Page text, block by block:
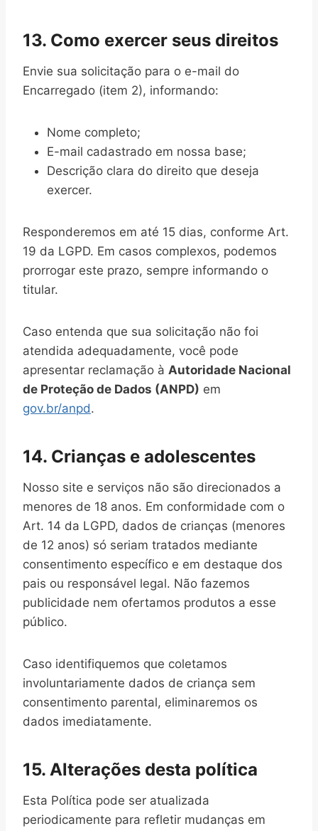
13. Como exercer seus direitos
Envie sua solicitação para o e-mail do
Encarregado (item 2), informando:
Nome completo;
E-mail cadastrado em nossa base;
Descrição clara do direito que deseja
exercer.
Responderemos em até 15 dias, conforme Art.
19 da LGPD. Em casos complexos, podemos
prorrogar este prazo, sempre informando o
titular.
Caso entenda que sua solicitação não foi
atendida adequadamente, você pode
apresentar reclamação à Autoridade Nacional
de Proteção de Dados (ANPD) em
gov.br/anpd.
14. Crianças e adolescentes
Nosso site e serviços não são direcionados a
menores de 18 anos. Em conformidade com o
Art. 14 da LGPD, dados de crianças (menores
de 12 anos) só seriam tratados mediante
consentimento específico e em destaque dos
pais ou responsável legal. Não fazemos
publicidade nem ofertamos produtos a esse
público.
Caso identifiquemos que coletamos
involuntariamente dados de criança sem
consentimento parental, eliminaremos os
dados imediatamente.
15. Alterações desta política
Esta Política pode ser atualizada
periodicamente para refletir mudanças em